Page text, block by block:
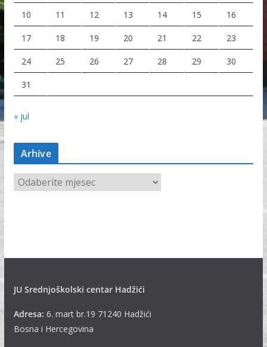
10 11 12 13 14 15 16
17 18 19 20 21 22 23
24 25 26 27 28 29 30
31
« jul
Arhive
A
JU Srednjoškolski centar Hadžići
Adresa: 6. mart br.19 71240 Hadžići
Bosna i Hercegovina